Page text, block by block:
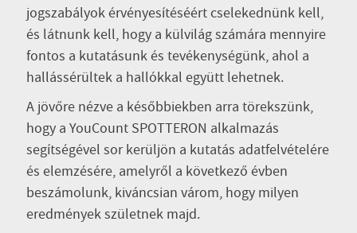
jogszabályok érvényesítéséért cselekednünk kell,
és látnunk kell, hogy a külvilág számára mennyire
fontos a kutatásunk és tevékenységünk, ahol a
hallássérültek a hallókkal együtt lehetnek.
A jövőre nézve a későbbiekben arra törekszünk,
hogy a YouCount SPOTTERON alkalmazás
segítségével sor kerüljön a kutatás adatfelvételére
és elemzésére, amelyről a következő évben
beszámolunk, kiváncsian várom, hogy milyen
eredmények születnek majd.